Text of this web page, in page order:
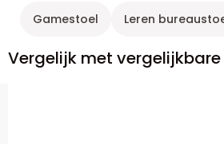
Gamestoel Leren
Vergelijk met